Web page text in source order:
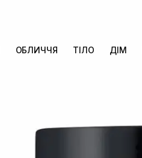
ОБЛИЧЧЯ ТІЛО ДІМ